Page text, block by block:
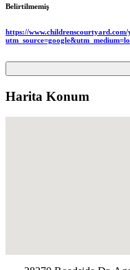
Belirtilmemiş
https://
Harita Konum